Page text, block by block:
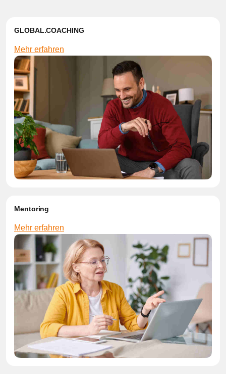
GLOBAL.COACHING
Mehr erfahren
Mentoring
Mehr erfahren